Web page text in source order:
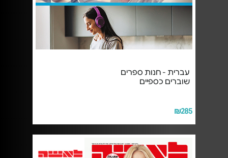
עברית - חנות ספרים
שוברים כספיים
₪285